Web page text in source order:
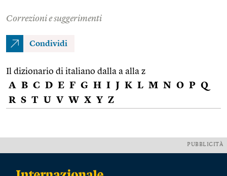
Correzioni e suggerimenti
Condividi
Il dizionario di italiano dalla a alla z
A B C D E F G H I J K L M N O P Q
R S T U V W X Y Z
PUBBLICITÀ